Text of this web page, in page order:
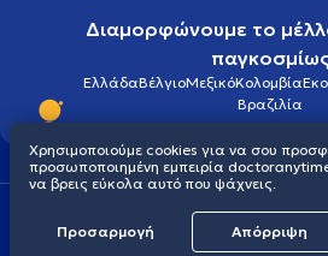
Διαμορφώνουμε το
παγκοσμίως
ΕλλάδαΒέλγιοΜεξικόΚολομβία
Βραζιλία
Πολιτική
© 2026
Χρησιμοποιούμε cookies για να σου
προσωποποιημένη εμπειρία
να βρεις εύκολα αυτό που ψάχνεις.
Προσαρμογή Απόρριψη